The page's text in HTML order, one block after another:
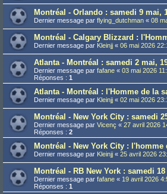
Montréal - Orlando : samedi 9 mai,
Dernier message par flying_dutchman « 08
Montréal - Calgary Blizzard :
Dernier message par Kleinjj « 06 mai 2026
Atlanta - Montréal : samedi 2 mai,
Dernier message par fafane « 03 mai 2026
Réponses : 1
Atlanta - Montréal : l'Homme de la
Dernier message par Kleinjj « 02 mai 2026
Montréal - New York City : samedi
Dernier message par Vicenç « 27 avril 2026
Réponses : 2
Montréal - New York City : l'homme
Dernier message par Kleinjj « 25 avril 2026
Montréal - RB New York : samedi
Dernier message par fafane « 19 avril 2026
Réponses : 1